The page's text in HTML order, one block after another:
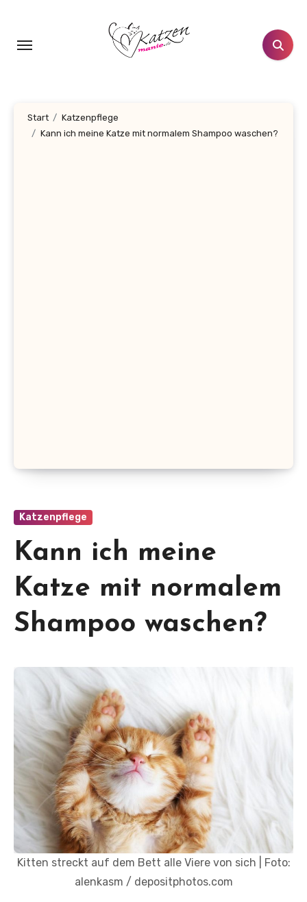
springen
Start
Katzenpflege
Kann ich meine Katze mit normalem Shampoo waschen?
Katzenpflege
Kann ich meine
Katze mit normalem
Shampoo waschen?
Kitten streckt auf dem Bett alle Viere von sich | Foto:
alenkasm / depositphotos.com